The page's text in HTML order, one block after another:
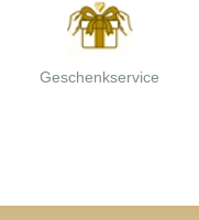
Geschenkservice